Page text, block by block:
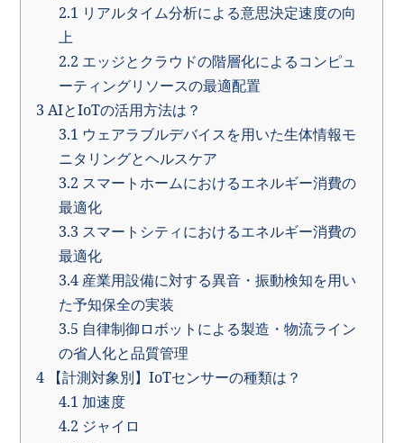
2.1 リアルタイム分析による意思決定速度の向
上
2.2 エッジとクラウドの階層化によるコンピュ
ーティングリソースの最適配置
3 AIとIoTの活用方法は？
3.1 ウェアラブルデバイスを用いた生体情報モ
ニタリングとヘルスケア
3.2 スマートホームにおけるエネルギー消費の
最適化
3.3 スマートシティにおけるエネルギー消費の
最適化
3.4産業用設備に対する異音・振動検知を用い
た予知保全の実装
3.5 自律制御ロボットによる製造・物流ライン
の省人化と品質管理
4 【計測対象別】IoTセンサーの種類は？
4.1 加速度
4.2 ジャイロ